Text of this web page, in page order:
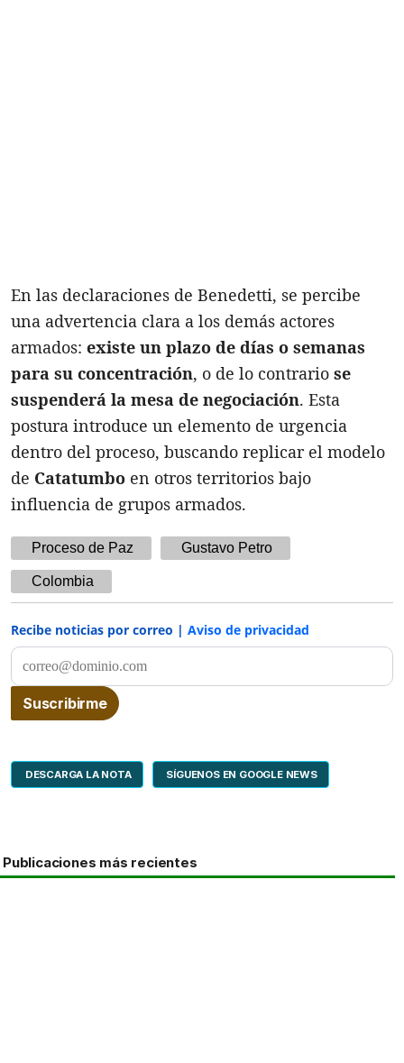
En las declaraciones de Benedetti, se percibe
una advertencia clara a los demás actores
armados: existe un plazo de días o semanas
para su concentración, o de lo contrario se
suspenderá la mesa de negociación. Esta
postura introduce un elemento de urgencia
dentro del proceso, buscando replicar el modelo
de Catatumbo en otros territorios bajo
influencia de grupos armados.
Proceso de Paz Gustavo Petro
Colombia
Recibe noticias por correo | Aviso de privacidad
DESCARGA LA NOTA SÍGUENOS EN GOOGLE NEWS
Publicaciones más recientes